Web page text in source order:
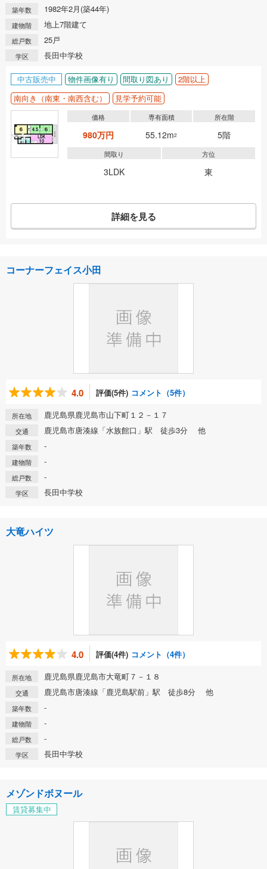
築年数 1982年2月(築44年)
建物階 地上7階建て
総戸数 25戸
学区 長田中学校
中古販売中 物件画像有り 間取り図あり
2階以上
南向き（南東・南西含む）
見学予約可能
価格
980万円
専有面積
55.12m2
所在階
5階
間取り
3LDK
方位
東
詳細を見る
コーナーフェイス小田
4.0 評価(5件) コメント（5件）
所在地 鹿児島県鹿児島市山下町１２－１７
交通 鹿児島市唐湊線「水族館口」駅 徒歩3分 他
築年数 -
建物階 -
総戸数 -
学区 長田中学校
大竜ハイツ
4.0 評価(4件) コメント（4件）
所在地 鹿児島県鹿児島市大竜町７－１８
交通 鹿児島市唐湊線「鹿児島駅前」駅 徒歩8分 他
築年数 -
建物階 -
総戸数 -
学区 長田中学校
メゾンドボヌール
賃貸募集中